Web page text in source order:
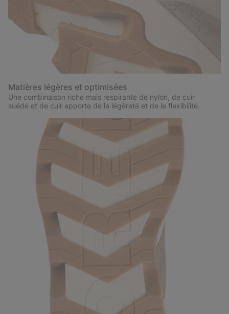
Matières légères et optimisées
Une combinaison riche mais respirante de nylon, de cuir
suédé et de cuir apporte de la légèreté et de la flexibilité.